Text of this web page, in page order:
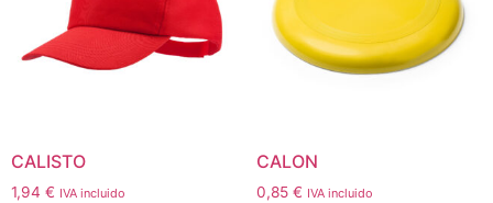
CALISTO
1,94 € IVA incluido
CALON
0,85 € IVA incluido